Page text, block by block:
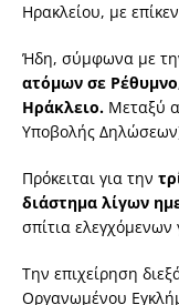
Ηρακλείου, με
Ήδη, σύμφωνα με
ατόμων σε
Ηράκλειο. Μεταξύ
Υποβολής
Πρόκειται για την
διάστημα λίγων
σπίτια
Την επιχείρηση
Οργανωμένου